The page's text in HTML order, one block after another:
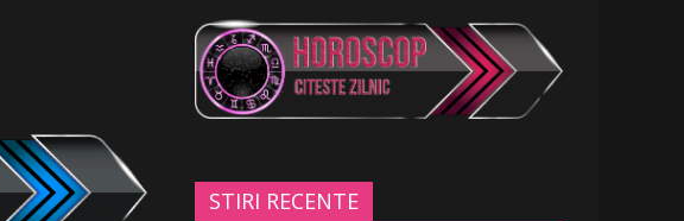
STIRI RECENTE